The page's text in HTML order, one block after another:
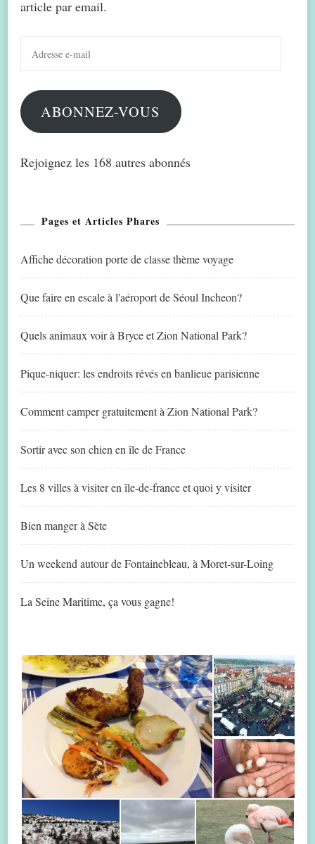
article par email.
mail
ABONNEZ-VOUS
Rejoignez les 168 autres abonnés
Pages et Articles Phares
Affiche décoration porte de classe thème voyage
Que faire en escale à l'aéroport de Séoul Incheon?
Quels animaux voir à Bryce et Zion National Park?
Pique-niquer: les endroits rêvés en banlieue parisienne
Comment camper gratuitement à Zion National Park?
Sortir avec son chien en île de France
Les 8 villes à visiter en île-de-france et quoi y visiter
Bien manger à Sète
Un weekend autour de Fontainebleau, à Moret-sur-Loing
La Seine Maritime, ça vous gagne!